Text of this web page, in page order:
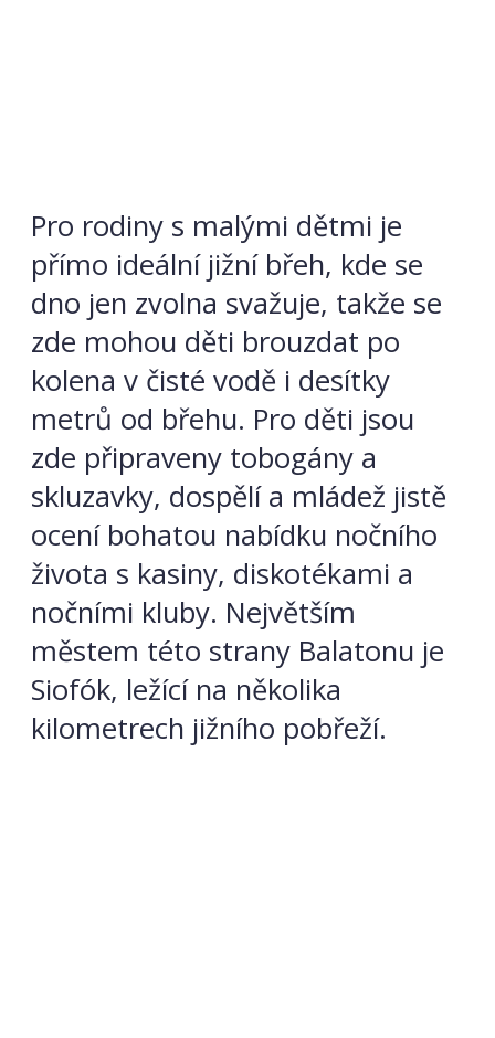
Pro rodiny s malými dětmi je
přímo ideální jižní břeh, kde se
dno jen zvolna svažuje, takže se
zde mohou děti brouzdat po
kolena v čisté vodě i desítky
metrů od břehu. Pro děti jsou
zde připraveny tobogány a
skluzavky, dospělí a mládež jistě
ocení bohatou nabídku nočního
života s kasiny, diskotékami a
nočními kluby. Největším
městem této strany Balatonu je
Siofók, ležící na několika
kilometrech jižního pobřeží.